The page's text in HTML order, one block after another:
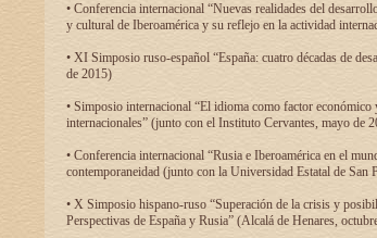
• Conferencia internacional “Nuevas realidades del
y cultural de Iberoamérica y su reflejo en la actividad
• XI Simposio ruso-español “España: cuatro décadas de
de 2015)
• Simposio internacional “El idioma como factor económico
internacionales” (junto con el Instituto Cervantes, mayo de
• Conferencia internacional “Rusia e Iberoamérica en el
contemporaneidad (junto con la Universidad Estatal de San
• X Simposio hispano-ruso “Superación de la crisis y
Perspectivas de España y Rusia” (Alcalá de Henares,